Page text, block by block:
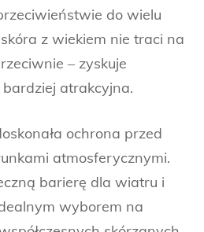
do wielu
z wiekiem nie traci na
– zyskuje
atrakcyjna.
ochrona przed
atmosferycznymi.
barierę dla wiatru i
wyborem na